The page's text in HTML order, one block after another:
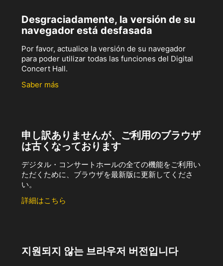
Desgraciadamente, la versión de su
navegador está desfasada
Por favor, actualice la versión de su navegador
para poder utilizar todas las funciones del Digital
Concert Hall.
Saber más
申し訳ありませんが、ご利用のブラウザ
は古くなっております
デジタル・コンサートホールの全ての機能をご利用い
ただくために、ブラウザを最新版に更新してくださ
い。
詳細はこちら
지원되지 않는 브라우저 버전입니다